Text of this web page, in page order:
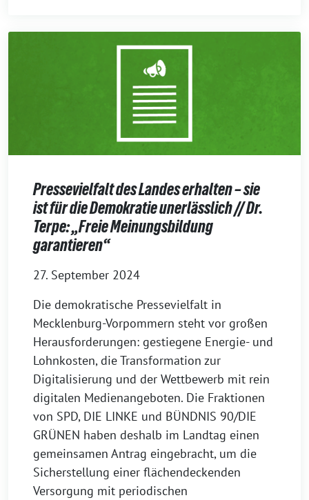
Pressevielfalt des Landes erhalten – sie
ist für die Demokratie unerlässlich // Dr.
Terpe: „Freie Meinungsbildung
garantieren“
27. September 2024
Die demokratische Pressevielfalt in
Mecklenburg-Vorpommern steht vor großen
Herausforderungen: gestiegene Energie- und
Lohnkosten, die Transformation zur
Digitalisierung und der Wettbewerb mit rein
digitalen Medienangeboten. Die Fraktionen
von SPD, DIE LINKE und BÜNDNIS 90/DIE
GRÜNEN haben deshalb im Landtag einen
gemeinsamen Antrag eingebracht, um die
Sicherstellung einer flächendeckenden
Versorgung mit periodischen